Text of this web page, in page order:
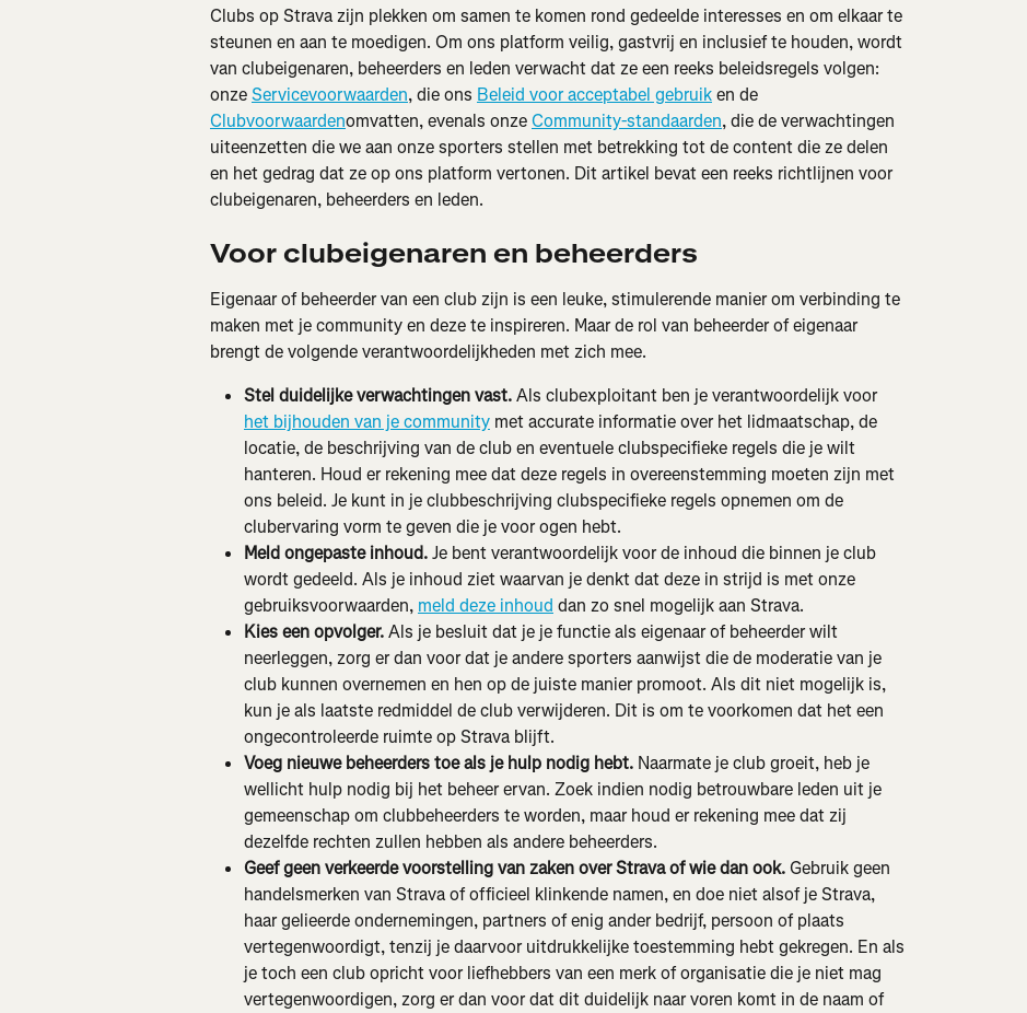
Clubs op Strava zijn plekken om samen te komen rond gedeelde interesses en om elkaar te
steunen en aan te moedigen. Om ons platform veilig, gastvrij en inclusief te houden, wordt
van clubeigenaren, beheerders en leden verwacht dat ze een reeks beleidsregels volgen:
onze Servicevoorwaarden, die ons Beleid voor acceptabel gebruik en de
Clubvoorwaardenomvatten, evenals onze Community-standaarden, die de verwachtingen
uiteenzetten die we aan onze sporters stellen met betrekking tot de content die ze delen
en het gedrag dat ze op ons platform vertonen. Dit artikel bevat een reeks richtlijnen voor
clubeigenaren, beheerders en leden.
Voor clubeigenaren en beheerders
Eigenaar of beheerder van een club zijn is een leuke, stimulerende manier om verbinding te
maken met je community en deze te inspireren. Maar de rol van beheerder of eigenaar
brengt de volgende verantwoordelijkheden met zich mee.
Stel duidelijke verwachtingen vast. Als clubexploitant ben je verantwoordelijk voor
het bijhouden van je community met accurate informatie over het lidmaatschap, de
locatie, de beschrijving van de club en eventuele clubspecifieke regels die je wilt
hanteren. Houd er rekening mee dat deze regels in overeenstemming moeten zijn met
ons beleid. Je kunt in je clubbeschrijving clubspecifieke regels opnemen om de
clubervaring vorm te geven die je voor ogen hebt.
Meld ongepaste inhoud. Je bent verantwoordelijk voor de inhoud die binnen je club
wordt gedeeld. Als je inhoud ziet waarvan je denkt dat deze in strijd is met onze
gebruiksvoorwaarden, meld deze inhoud dan zo snel mogelijk aan Strava.
Kies een opvolger. Als je besluit dat je je functie als eigenaar of beheerder wilt
neerleggen, zorg er dan voor dat je andere sporters aanwijst die de moderatie van je
club kunnen overnemen en hen op de juiste manier promoot. Als dit niet mogelijk is,
kun je als laatste redmiddel de club verwijderen. Dit is om te voorkomen dat het een
ongecontroleerde ruimte op Strava blijft.
Voeg nieuwe beheerders toe als je hulp nodig hebt. Naarmate je club groeit, heb je
wellicht hulp nodig bij het beheer ervan. Zoek indien nodig betrouwbare leden uit je
gemeenschap om clubbeheerders te worden, maar houd er rekening mee dat zij
dezelfde rechten zullen hebben als andere beheerders.
Geef geen verkeerde voorstelling van zaken over Strava of wie dan ook. Gebruik geen
handelsmerken van Strava of officieel klinkende namen, en doe niet alsof je Strava,
haar gelieerde ondernemingen, partners of enig ander bedrijf, persoon of plaats
vertegenwoordigt, tenzij je daarvoor uitdrukkelijke toestemming hebt gekregen. En als
je toch een club opricht voor liefhebbers van een merk of organisatie die je niet mag
vertegenwoordigen, zorg er dan voor dat dit duidelijk naar voren komt in de naam of